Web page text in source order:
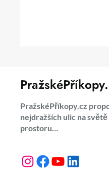
PražskéPříkopy.cz
nejdražších ulic na
prostoru…
Instagram Facebook YouTube LinkedIn